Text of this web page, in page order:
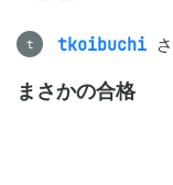
t tkoibuchi
まさかの合格